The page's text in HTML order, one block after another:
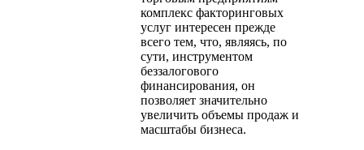
комплекс факторинговых
услуг интересен прежде
всего тем, что, являясь, по
сути, инструментом
беззалогового
финансирования, он
позволяет значительно
увеличить объемы продаж и
масштабы бизнеса.